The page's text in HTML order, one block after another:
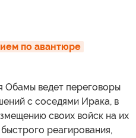
по авантюре
Обамы ведет переговоры
с соседями Ирака, в
своих войск на их
реагирования,